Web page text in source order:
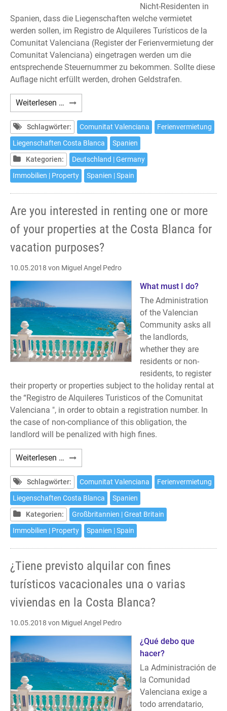
Nicht-Residenten in
Spanien, dass die Liegenschaften welche vermietet
werden sollen, im Registro de Alquileres Turísticos de la
Comunitat Valenciana (Register der Ferienvermietung der
Comunitat Valenciana) eingetragen werden um die
entsprechende Steuernummer zu bekommen. Sollte diese
Auflage nicht erfüllt werden, drohen Geldstrafen.
Weiterlesen … Haben
Sie
Interesse
daran
Ihre
oder
eine
an
Costa
Blanca
Ferienvermietung
Schlagwörter: Comunitat Valenciana
Ferienvermietung
Liegenschaften Costa Blanca
Spanien
Kategorien:
Deutschland | Germany
Immobilien | Property
Spanien | Spain
Are you interested in renting one or more
of your properties at the Costa Blanca for
vacation purposes?
10.05.2018 von Miguel Angel Pedro
What must I do?
The Administration
of the Valencian
Community asks all
the landlords,
whether they are
residents or non-
residents, to register
their property or properties subject to the holiday rental at
the “Registro de Alquileres Turisticos of the Comunitat
Valenciana ", in order to obtain a registration number. In
the case of non-compliance of this obligation, the
landlord will be penalized with high fines.
Weiterlesen … Are
you
interested
in
renting
one
or
your
properties
at
the
Blanca
vacation
purposes?
Schlagwörter: Comunitat Valenciana
Ferienvermietung
Liegenschaften Costa Blanca
Spanien
Kategorien:
Großbritannien | Great Britain
Immobilien | Property
Spanien | Spain
¿Tiene previsto alquilar con fines
turísticos vacacionales una o varias
viviendas en la Costa Blanca?
10.05.2018 von Miguel Angel Pedro
¿Qué debo que
hacer?
La Administración de
la Comunidad
Valenciana exige a
todo arrendatario,